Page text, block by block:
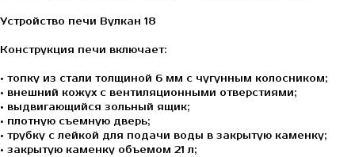
Устройство печи Вулкан 18
Конструкция печи включает:
• топку из стали толщиной 6 мм с чугунным колосником;
• внешний кожух с вентиляционными отверстиями;
• выдвигающийся зольный ящик;
• плотную съемную дверь;
• трубку с лейкой для подачи воды в закрытую каменку;
• закрытую каменку объемом 21 л;